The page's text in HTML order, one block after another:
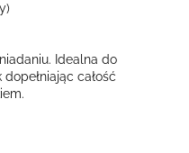
Idealna do
całość